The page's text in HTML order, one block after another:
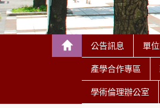
公告訊息 單
產學合作專區
學術倫理辦公室